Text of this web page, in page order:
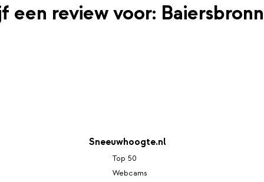
een review voor: Baiersbronn
Sneeuwhoogte.nl
Top 50
Webcams